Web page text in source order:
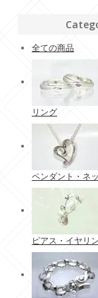
全ての商品
リング
ペンダント・ネ
ピアス・イヤリ